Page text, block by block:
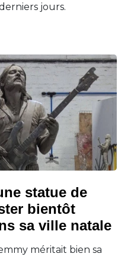
jours.
statue de
bientôt
sa ville natale
méritait bien sa